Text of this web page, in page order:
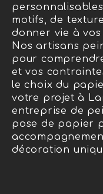
motifs, de
donner vie à vos
Nos artisans
pour
et vos
le choix du
votre projet à
entreprise de
pose de papier
décoration